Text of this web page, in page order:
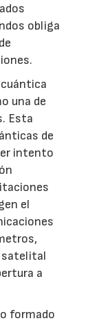
obliga
una de
Esta
de
intento
el
satelital
a
formado